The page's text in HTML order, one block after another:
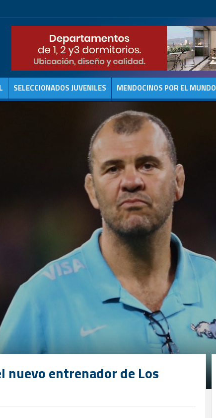
SELECCIONADOS JUVENILES MENDOCINOS POR EL MUNDO
nuevo entrenador de Los